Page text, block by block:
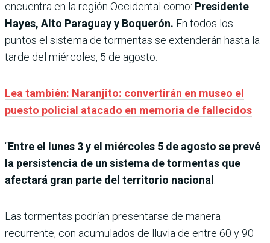
encuentra en la región Occidental como: Presidente
Hayes, Alto Paraguay y Boquerón. En todos los
puntos el sistema de tormentas se extenderán hasta la
tarde del miércoles, 5 de agosto.
Lea también: Naranjito: convertirán en museo el
puesto policial atacado en memoria de fallecidos
“Entre el lunes 3 y el miércoles 5 de agosto se prevé
la persistencia de un sistema de tormentas que
afectará gran parte del territorio nacional
Las tormentas podrían presentarse de manera
recurrente, con acumulados de lluvia de entre 60 y 90